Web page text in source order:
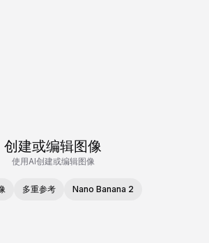
创建或编辑图像
使用AI创建或编辑图像
多重参考 Nano Banana 2